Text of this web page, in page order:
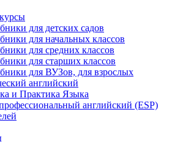
для детских садов
для начальных классов
для средних классов
для старших классов
для ВУЗов, для взрослых
английский
и Практика Языка
английский (ESP)